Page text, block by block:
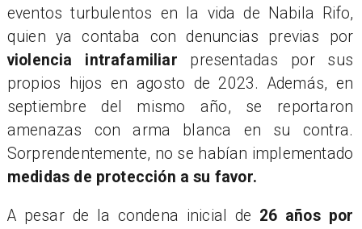
eventos turbulentos en la vida de Nabila Rifo,
quien ya contaba con denuncias previas por
violencia intrafamiliar presentadas por sus
propios hijos en agosto de 2023. Además, en
septiembre del mismo año, se reportaron
amenazas con arma blanca en su contra.
Sorprendentemente, no se habían implementado
medidas de protección a su favor.
A pesar de la condena inicial de 26 años por